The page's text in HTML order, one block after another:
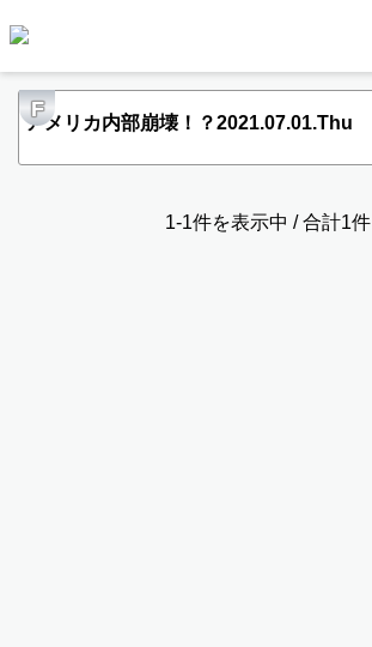
F
アメリカ内部崩壊！？2021.07.01.Thu
1-1件を表示中 / 合計1件